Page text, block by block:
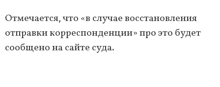
Отмечается, что «в случае восстановления
отправки корреспонденции» про это будет
сообщено на сайте суда.